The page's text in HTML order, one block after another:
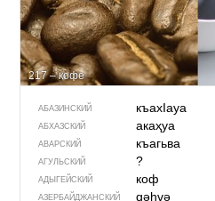
217 – кофе
АБАЗИНСКИЙ къахIауа
АБХАЗСКИЙ акаҳуа
АВАРСКИЙ къагьва
АГУЛЬСКИЙ ?
АДЫГЕЙСКИЙ коф
АЗЕРБАЙДЖАН­СКИЙ qəhvə